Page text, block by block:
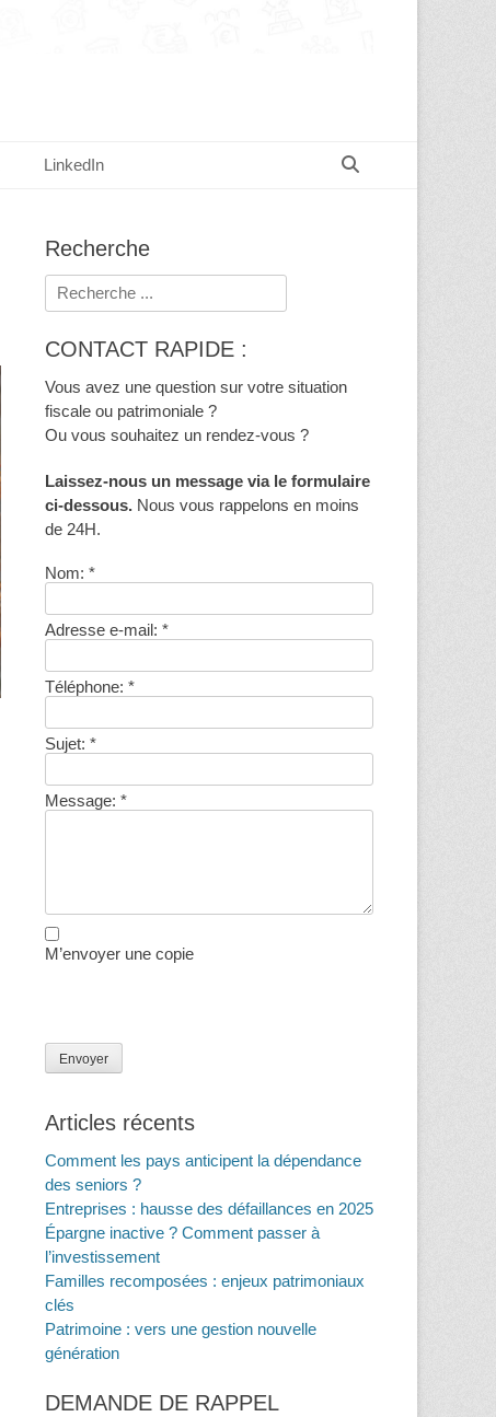
LinkedIn
Recherche
Rechercher :
CONTACT RAPIDE :
Vous avez une question sur votre situation
fiscale ou patrimoniale ?
Ou vous souhaitez un rendez-vous ?
Laissez-nous un message via le formulaire
ci-dessous. Nous vous rappelons en moins
de 24H.
Nom: *
Adresse e-mail: *
Téléphone: *
Sujet: *
Message: *
M’envoyer une copie
Articles récents
Comment les pays anticipent la dépendance
des seniors ?
Entreprises : hausse des défaillances en 2025
Épargne inactive ? Comment passer à
l’investissement
Familles recomposées : enjeux patrimoniaux
clés
Patrimoine : vers une gestion nouvelle
génération
DEMANDE DE RAPPEL